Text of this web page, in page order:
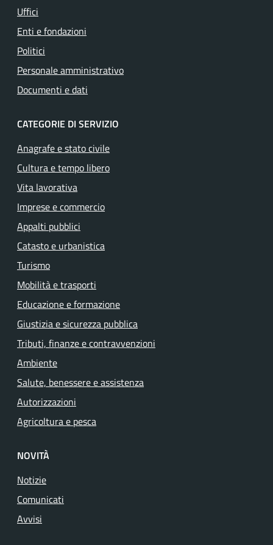
Uffici
Enti e fondazioni
Politici
Personale amministrativo
Documenti e dati
CATEGORIE DI SERVIZIO
Anagrafe e stato civile
Cultura e tempo libero
Vita lavorativa
Imprese e commercio
Appalti pubblici
Catasto e urbanistica
Turismo
Mobilità e trasporti
Educazione e formazione
Giustizia e sicurezza pubblica
Tributi, finanze e contravvenzioni
Ambiente
Salute, benessere e assistenza
Autorizzazioni
Agricoltura e pesca
NOVITÀ
Notizie
Comunicati
Avvisi